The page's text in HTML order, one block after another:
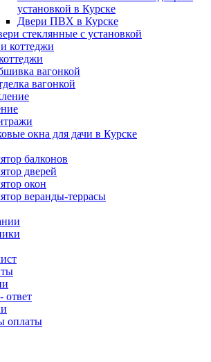
установкой в Курске
Двери ПВХ в Курске
стеклянные с установкой
вагонкой
вагонкой
окна для дачи в Курске
балконов
дверей
окон
веранды-террасы
ответ
оплаты